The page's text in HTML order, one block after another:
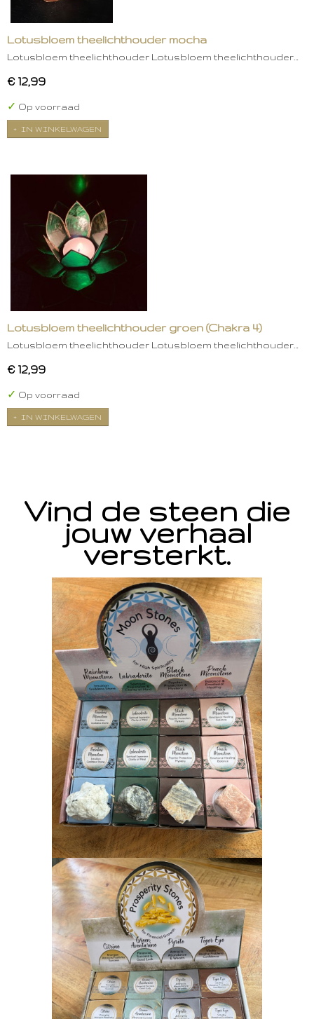
Lotusbloem theelichthouder mocha
Lotusbloem theelichthouder Lotusbloem theelichthouder…
€ 12,99
✓ Op voorraad
IN WINKELWAGEN
Lotusbloem theelichthouder groen (Chakra 4)
Lotusbloem theelichthouder Lotusbloem theelichthouder…
€ 12,99
✓ Op voorraad
IN WINKELWAGEN
Vind de steen die
jouw verhaal
versterkt.